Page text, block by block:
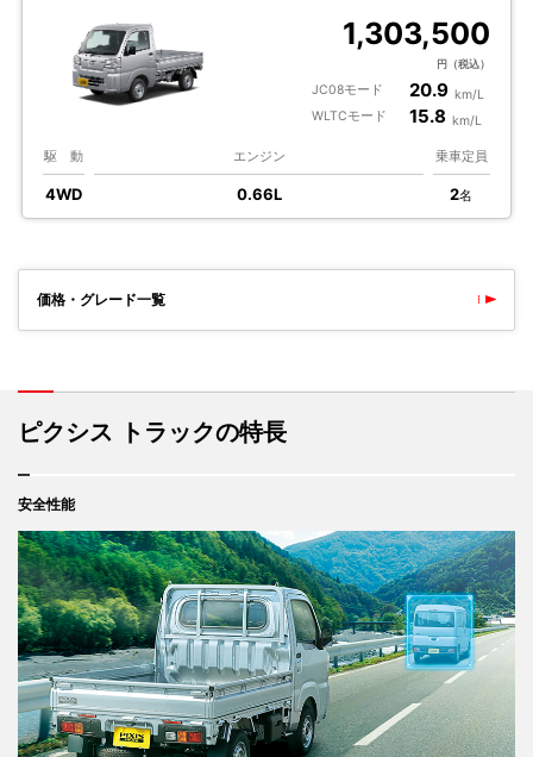
1,303,500
円（税込）
JC08モード 20.9 km/L
WLTCモード
15.8 km/L
駆 動
4WD
エンジン
0.66L
乗車定員
2名
価格・グレード一覧
ピクシス トラックの特長
安全性能